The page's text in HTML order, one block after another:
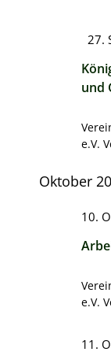
und
27.
e.V.
Oktober
10.
e.V.
11.